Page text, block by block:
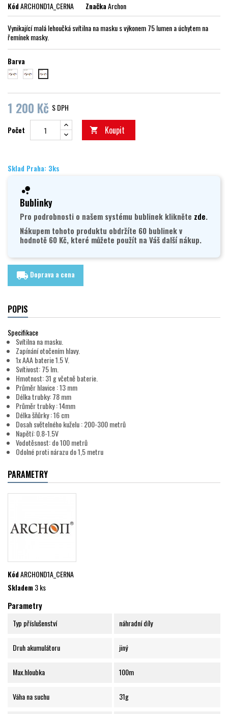
KódARCHOND1A_CERNA ZnačkaArchon
Vynikající malá lehoučká svítilna na masku s výkonem 75 lumen a úchytem na
řemínek masky.
Barva
červenámodráblack
1 200 Kč S DPH
Počet  Koupit
Sklad Praha: 3ks
Bublinky
Pro podrobnosti o našem systému bublinek klikněte zde.
Nákupem tohoto produktu obdržíte 60 bublinek v
hodnotě 60 Kč, které můžete použít na Váš další nákup.
local_shipping Doprava a cena
POPIS
Specifikace
Svítilna na masku.
Zapínání otočením hlavy.
1x AAA baterie 1.5 V.
Svítivost: 75 lm.
Hmotnost: 31 g včetně baterie.
Průměr hlavice : 13 mm
Délka trubky: 78 mm
Průměr trubky : 14mm
Délka šňůrky : 16 cm
Dosah světelného kuželu : 200-300 metrů
Napětí: 0.8-1.5V
Vodotěsnost: do 100 metrů
Odolné proti nárazu do 1,5 metru
PARAMETRY
KódARCHOND1A_CERNA
Skladem3 ks
Parametry
Typ příslušenství náhradní díly
Druh akumulátoru jiný
Max.hloubka 100m
Váha na suchu 31g